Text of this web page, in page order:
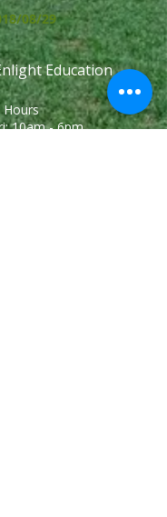
08/29
Education
Hours
10am - 6pm